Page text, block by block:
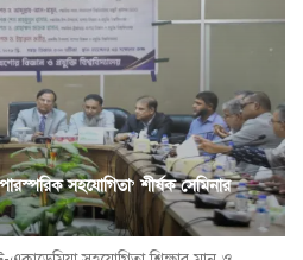
পারস্পরিক সহযোগিতা’ শীর্ষক সেমিনার